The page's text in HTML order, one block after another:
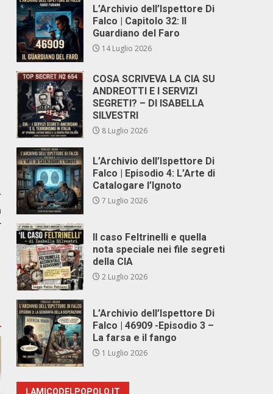
L’Archivio dell’Ispettore Di
Falco | Capitolo 32: Il
Guardiano del Faro
14 Luglio 2026
COSA SCRIVEVA LA CIA SU
ANDREOTTI E I SERVIZI
SEGRETI? – DI ISABELLA
SILVESTRI
8 Luglio 2026
L’Archivio dell’Ispettore Di
Falco | Episodio 4: L’Arte di
Catalogare l’Ignoto
7 Luglio 2026
Il caso Feltrinelli e quella
nota speciale nei file segreti
della CIA
2 Luglio 2026
L’Archivio dell’Ispettore Di
Falco | 46909 -Episodio 3 –
La farsa e il fango
1 Luglio 2026
LAMICODELPOPOLO.IT